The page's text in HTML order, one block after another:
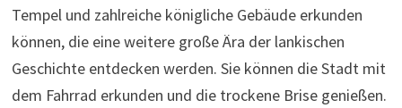
Tempel und zahlreiche königliche Gebäude erkunden
können, die eine weitere große Ära der lankischen
Geschichte entdecken werden. Sie können die Stadt mit
dem Fahrrad erkunden und die trockene Brise genießen.